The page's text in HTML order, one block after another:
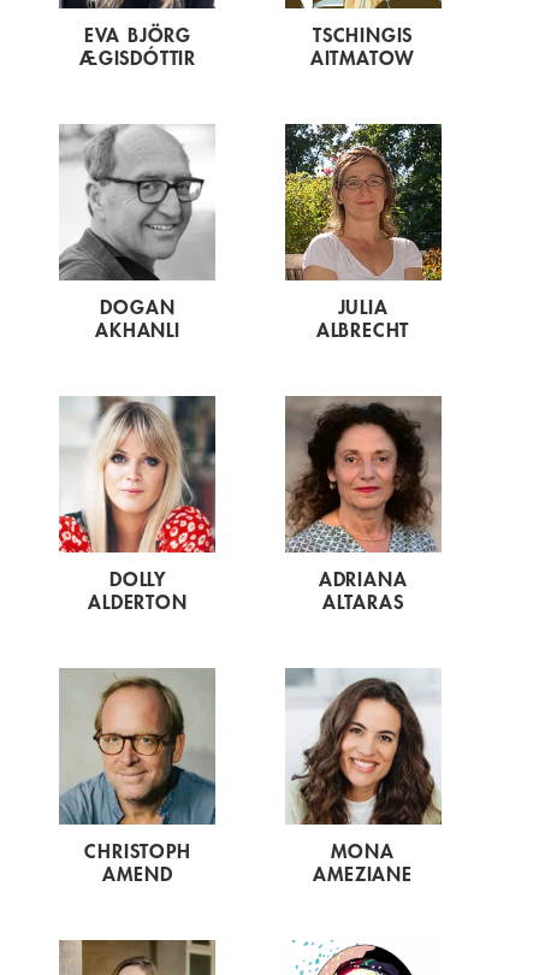
EVA BJÖRG
ÆGISDÓTTIR
TSCHINGIS
AITMATOW
DOGAN
AKHANLI
JULIA
ALBRECHT
DOLLY
ALDERTON
ADRIANA
ALTARAS
CHRISTOPH
AMEND
MONA
AMEZIANE